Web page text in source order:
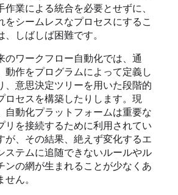
作業による統合を必要とせずに、
をシームレスなプロセスにするこ
、しばしば困難です。
のワークフロー自動化では、通
動作をプログラムによって定義し
、意思決定ツリーを用いた段階的
ロセスを構築したりします。現
自動化プラットフォームは重要な
リを接続するために利用されてい
が、その結果、絶えず変化するエ
ステムに追随できないルールやル
ンの網が生まれることが少なくあ
せん。